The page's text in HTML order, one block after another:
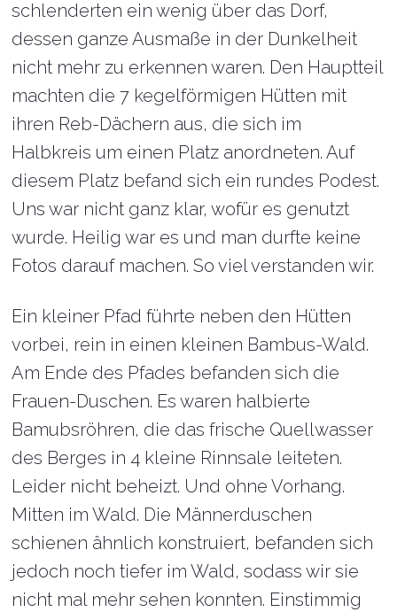
schlenderten ein wenig über das Dorf,
dessen ganze Ausmaße in der Dunkelheit
nicht mehr zu erkennen waren. Den Hauptteil
machten die 7 kegelförmigen Hütten mit
ihren Reb-Dächern aus, die sich im
Halbkreis um einen Platz anordneten. Auf
diesem Platz befand sich ein rundes Podest.
Uns war nicht ganz klar, wofür es genutzt
wurde. Heilig war es und man durfte keine
Fotos darauf machen. So viel verstanden wir.
Ein kleiner Pfad führte neben den Hütten
vorbei, rein in einen kleinen Bambus-Wald.
Am Ende des Pfades befanden sich die
Frauen-Duschen. Es waren halbierte
Bamubsröhren, die das frische Quellwasser
des Berges in 4 kleine Rinnsale leiteten.
Leider nicht beheizt. Und ohne Vorhang.
Mitten im Wald. Die Männerduschen
schienen ähnlich konstruiert, befanden sich
jedoch noch tiefer im Wald, sodass wir sie
nicht mal mehr sehen konnten. Einstimmig